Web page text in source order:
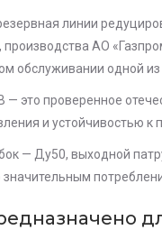
линии
АО
обслуживании одной из
это проверенное
и устойчивостью к
— Ду50, выходной